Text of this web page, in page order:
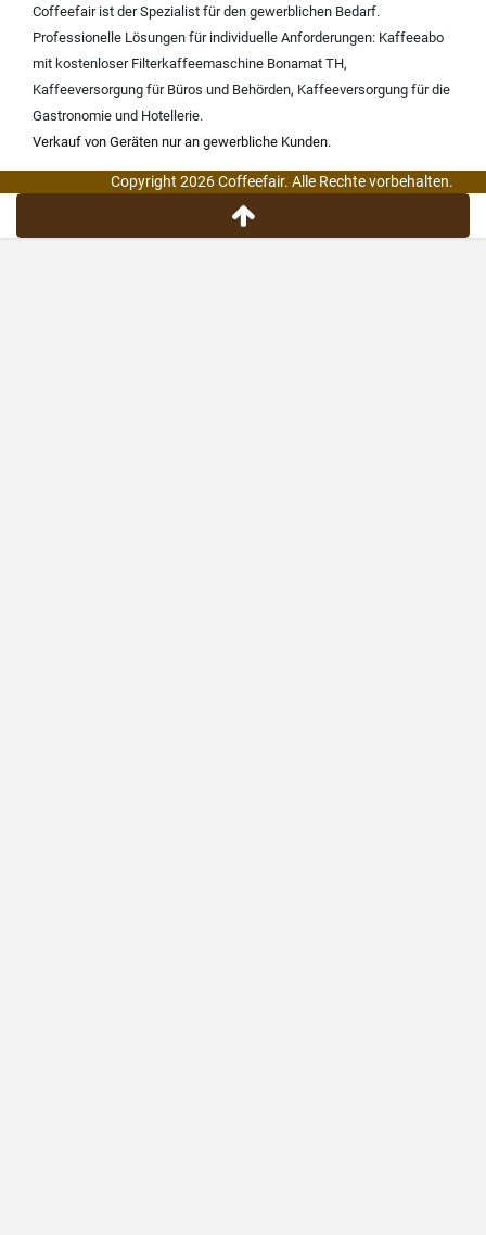
Coffeefair ist der Spezialist für den gewerblichen Bedarf.
Professionelle Lösungen für individuelle Anforderungen: Kaffeeabo
mit kostenloser Filterkaffeemaschine Bonamat TH,
Kaffeeversorgung für Büros und Behörden, Kaffeeversorgung für die
Gastronomie und Hotellerie.
Verkauf von Geräten nur an gewerbliche Kunden.
Copyright 2026 Coffeefair. Alle Rechte vorbehalten.